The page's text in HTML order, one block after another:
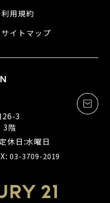
利用規約
サイトマップ
26-3
3階
休日:水曜日
03-3709-2019